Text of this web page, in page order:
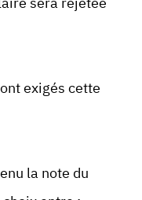
exigés cette
la note du